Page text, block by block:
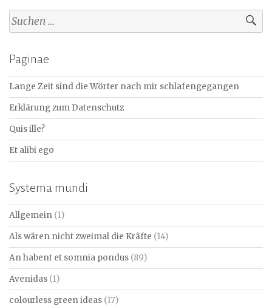
Suchen
nach:
Paginae
Lange Zeit sind die Wörter nach mir schlafengegangen
Erklärung zum Datenschutz
Quis ille?
Et alibi ego
Systema mundi
Allgemein (1)
Als wären nicht zweimal die Kräfte (14)
An habent et somnia pondus (89)
Avenidas (1)
colourless green ideas (17)